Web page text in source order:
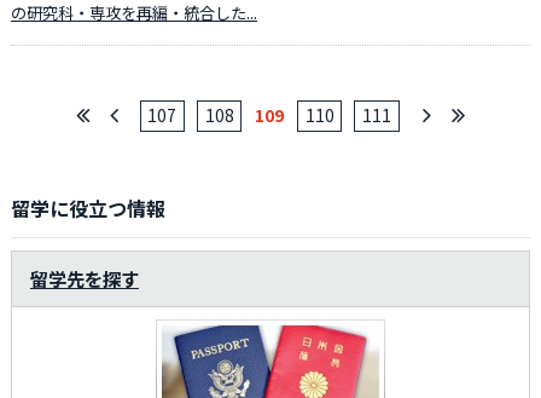
の研究科・専攻を再編・統合した...
107 108 109 110 111
留学に役立つ情報
留学先を探す